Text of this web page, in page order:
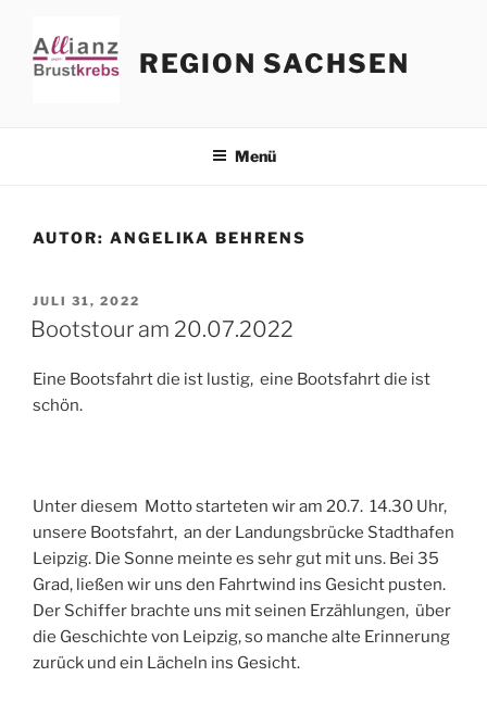
Inhalt
springen
REGION SACHSEN
Menü
AUTOR: ANGELIKA BEHRENS
VERÖFFENTLICHT
AM
JULI 31, 2022
Bootstour am 20.07.2022
Eine Bootsfahrt die ist lustig, eine Bootsfahrt die ist
schön.
Unter diesem Motto starteten wir am 20.7. 14.30 Uhr,
unsere Bootsfahrt, an der Landungsbrücke Stadthafen
Leipzig. Die Sonne meinte es sehr gut mit uns. Bei 35
Grad, ließen wir uns den Fahrtwind ins Gesicht pusten.
Der Schiffer brachte uns mit seinen Erzählungen, über
die Geschichte von Leipzig, so manche alte Erinnerung
zurück und ein Lächeln ins Gesicht.